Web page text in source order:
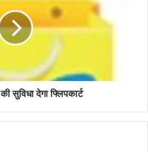
सुविधा देगा फ्लिपकार्ट